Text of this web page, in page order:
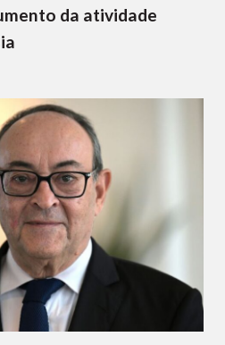
da atividade